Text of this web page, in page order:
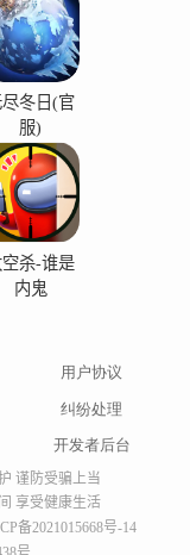
冬日(官
服)
杀-谁是
内鬼
用户协议
纠纷处理
开发者后台
谨防受骗上当
享受健康生活
备2021015668号-14